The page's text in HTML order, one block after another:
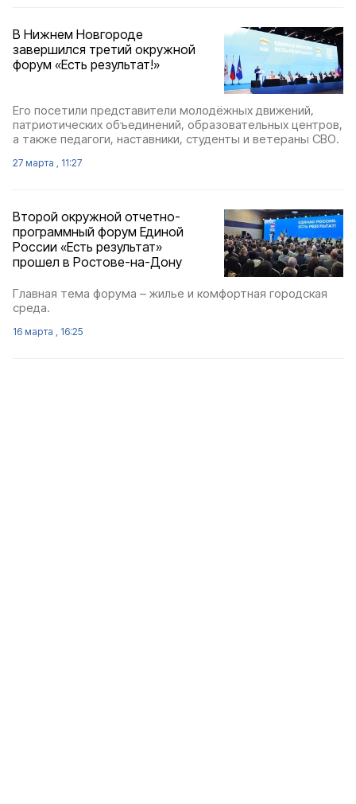
В Нижнем Новгороде
завершился третий окружной
форум «Есть результат!»
Его посетили представители молодёжных движений,
патриотических объединений, образовательных центров,
а также педагоги, наставники, студенты и ветераны СВО.
27 марта , 11:27
Второй окружной отчетно-
программный форум Единой
России «Есть результат»
прошел в Ростове-на-Дону
Главная тема форума – жилье и комфортная городская
среда.
16 марта , 16:25